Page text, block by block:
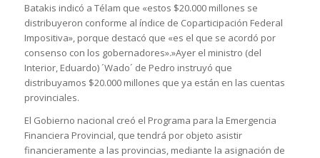
Batakis indicó a Télam que «estos $20.000 millones se
distribuyeron conforme al índice de Coparticipación Federal
Impositiva», porque destacó que «es el que se acordó por
consenso con los gobernadores».»Ayer el ministro (del
Interior, Eduardo) ´Wado´ de Pedro instruyó que
distribuyamos $20.000 millones que ya están en las cuentas
provinciales.
El Gobierno nacional creó el Programa para la Emergencia
Financiera Provincial, que tendrá por objeto asistir
financieramente a las provincias, mediante la asignación de